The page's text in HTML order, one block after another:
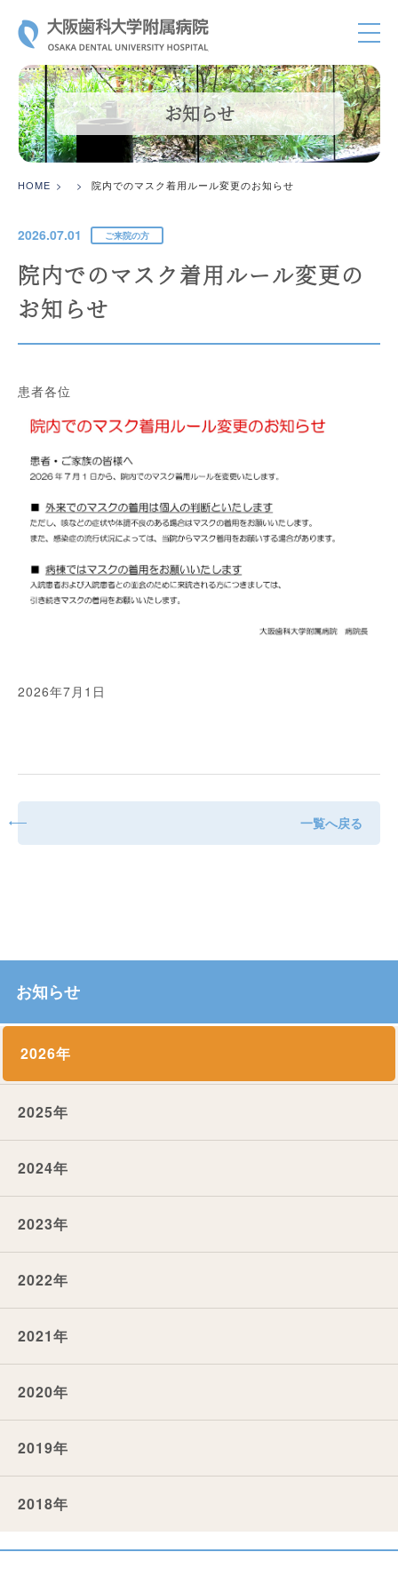
大阪歯科大
お知らせ
HOME 院内でのマスク着用ルール変更のお知らせ
2026.07.01 ご来院の方
院内でのマスク着用ルール変更の
お知らせ
患者各位
2026年7月1日
一覧へ戻る
お知らせ
2026年
2025年
2024年
2023年
2022年
2021年
2020年
2019年
2018年